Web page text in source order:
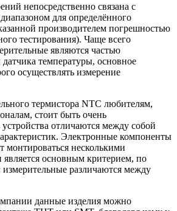
непосредственно связана с
для определённого
производителем погрешностью
тестирования). Чаще всего
являются частью
температуры, основное
осуществлять измерение
термистора NTC любителям,
стоит быть очень
отличаются между собой
Электронные компоненты
монтироваться несколькими
основным критерием, по
различаются между
данные изделия можно